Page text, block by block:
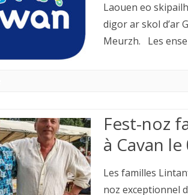
Laouen eo
digor ar skol d’ar
Meurzh. Les
Fest-noz
à Cavan le
Les familles
noz exceptionnel